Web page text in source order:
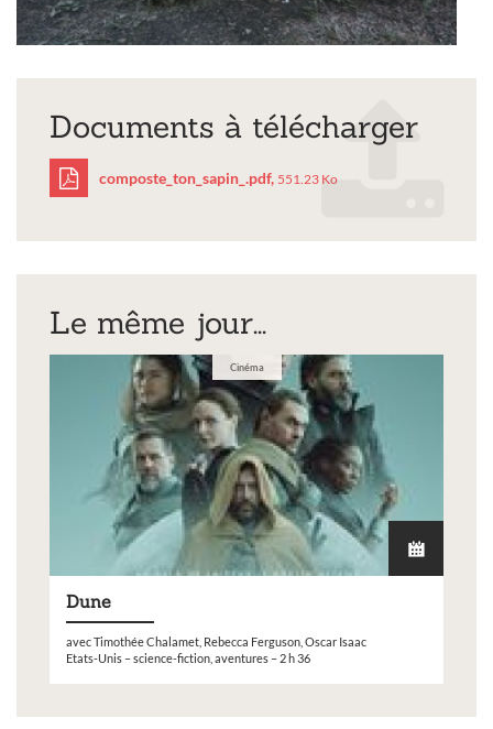
Documents à télécharger
composte_ton_sapin_.pdf, 551.23 Ko
Le même jour...
Cinéma
Dune
avec Timothée Chalamet, Rebecca Ferguson, Oscar Isaac
Etats-Unis – science-fiction, aventures – 2 h 36